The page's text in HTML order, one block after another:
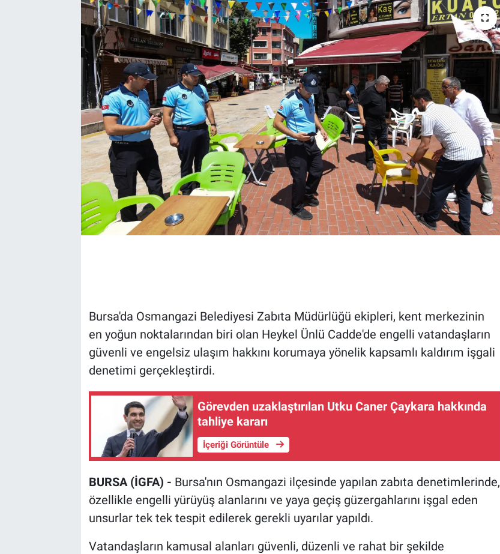
Bursa'da Osmangazi Belediyesi Zabıta Müdürlüğü ekipleri, kent merkezinin
en yoğun noktalarından biri olan Heykel Ünlü Cadde'de engelli vatandaşların
güvenli ve engelsiz ulaşım hakkını korumaya yönelik kapsamlı kaldırım işgali
denetimi gerçekleştirdi.
Görevden uzaklaştırılan Utku Caner Çaykara hakkında
tahliye kararı
İçeriği Görüntüle
BURSA (İGFA) - Bursa'nın Osmangazi ilçesinde yapılan zabıta denetimlerinde,
özellikle engelli yürüyüş alanlarını ve yaya geçiş güzergahlarını işgal eden
unsurlar tek tek tespit edilerek gerekli uyarılar yapıldı.
Vatandaşların kamusal alanları güvenli, düzenli ve rahat bir şekilde